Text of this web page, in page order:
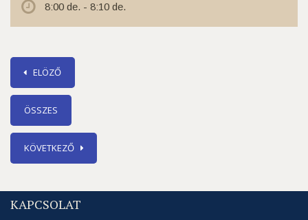
8:00 de. - 8:10 de.
ELÖZŐ
ÖSSZES
KÖVETKEZŐ
KAPCSOLAT